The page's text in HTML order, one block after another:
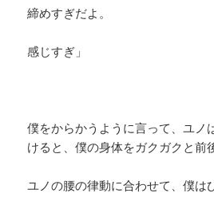
締めすぎだよ。
感じすぎ」
僕をからかうように言って、ユノ
けると、僕の身体をガクガクと前
ユノの腰の律動に合わせて、僕は